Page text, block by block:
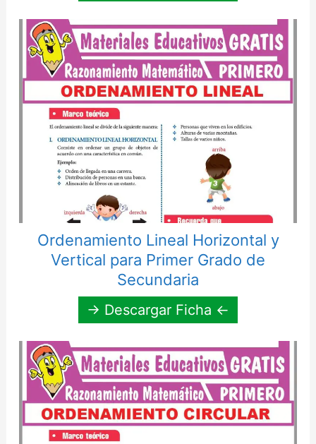
Ordenamiento Lineal Horizontal y
Vertical para Primer Grado de
Secundaria
→ Descargar Ficha ←